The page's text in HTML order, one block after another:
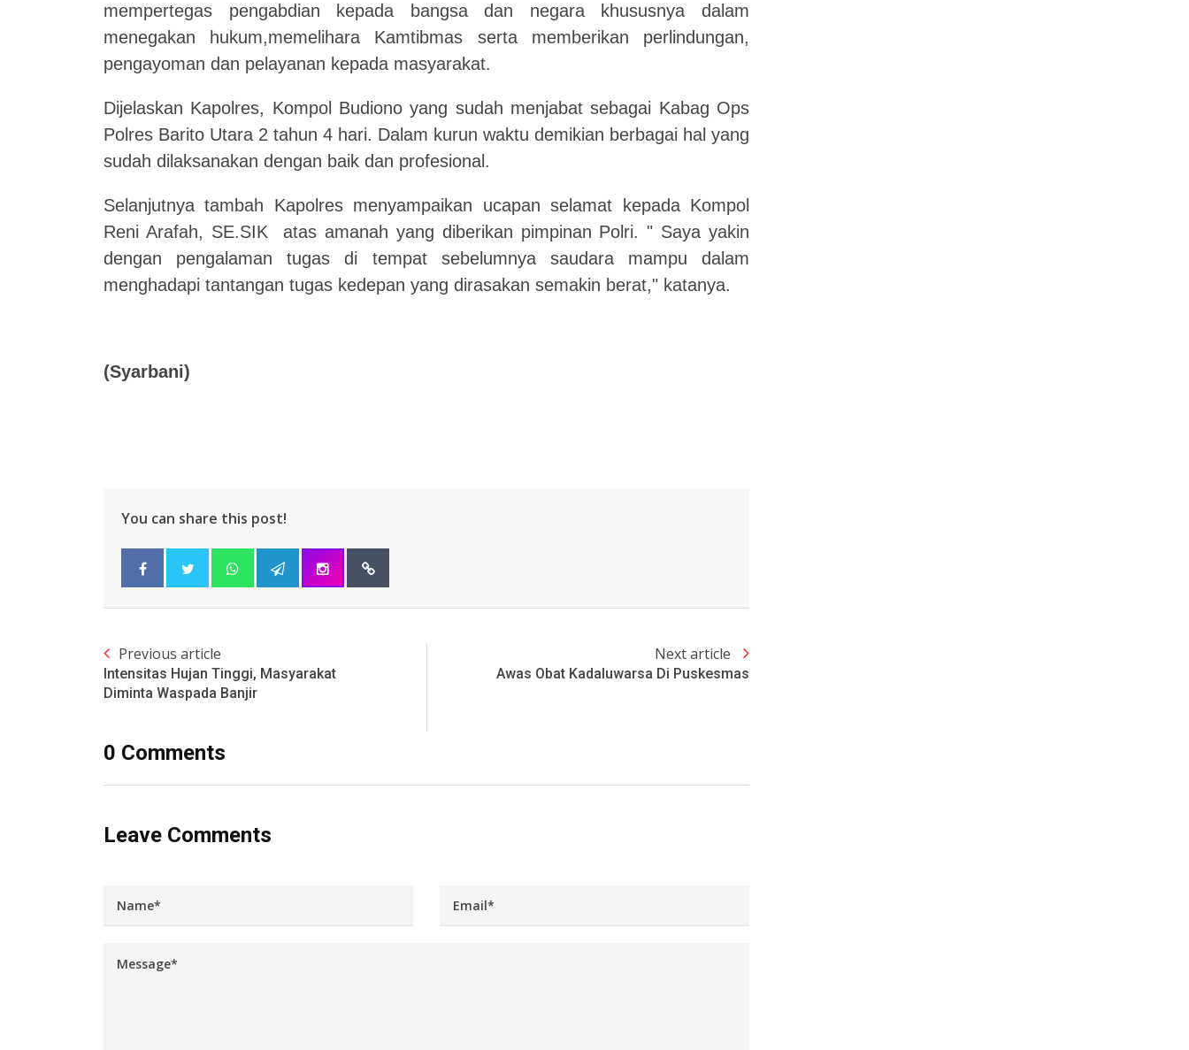
mempertegas pengabdian kepada bangsa dan negara khususnya dalam
menegakan hukum,memelihara Kamtibmas serta memberikan perlindungan,
pengayoman dan pelayanan kepada masyarakat.
Dijelaskan Kapolres, Kompol Budiono yang sudah menjabat sebagai Kabag Ops
Polres Barito Utara 2 tahun 4 hari. Dalam kurun waktu demikian berbagai hal yang
sudah dilaksanakan dengan baik dan profesional.
Selanjutnya tambah Kapolres menyampaikan ucapan selamat kepada Kompol
Reni Arafah, SE.SIK atas amanah yang diberikan pimpinan Polri. " Saya yakin
dengan pengalaman tugas di tempat sebelumnya saudara mampu dalam
menghadapi tantangan tugas kedepan yang dirasakan semakin berat," katanya.
(Syarbani)
You can share this post!
Previous article
Intensitas Hujan Tinggi, Masyarakat
Diminta Waspada Banjir
Next article
Awas Obat Kadaluwarsa Di Puskesmas
0 Comments
Leave Comments